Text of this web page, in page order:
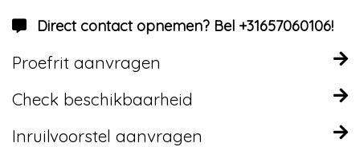
Direct contact opnemen? Bel +31657060106!
Proefrit aanvragen
Check beschikbaarheid
Inruilvoorstel aanvragen